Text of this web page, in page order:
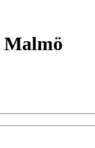
Malmö